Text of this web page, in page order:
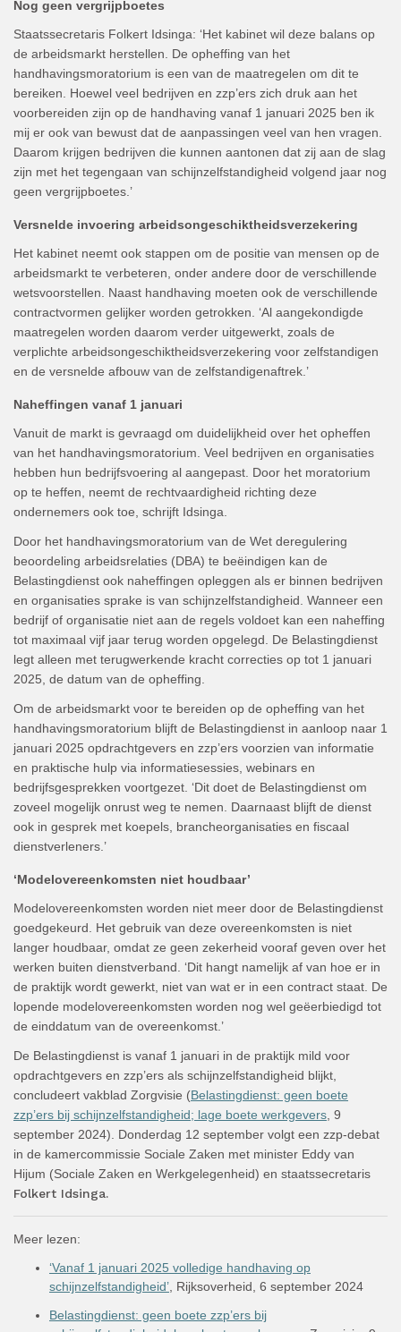
Nog geen vergrijpboetes
Staatssecretaris Folkert Idsinga: ‘Het kabinet wil deze balans op
de arbeidsmarkt herstellen. De opheffing van het
handhavingsmoratorium is een van de maatregelen om dit te
bereiken. Hoewel veel bedrijven en zzp’ers zich druk aan het
voorbereiden zijn op de handhaving vanaf 1 januari 2025 ben ik
mij er ook van bewust dat de aanpassingen veel van hen vragen.
Daarom krijgen bedrijven die kunnen aantonen dat zij aan de slag
zijn met het tegengaan van schijnzelfstandigheid volgend jaar nog
geen vergrijpboetes.’
Versnelde invoering arbeidsongeschiktheidsverzekering
Het kabinet neemt ook stappen om de positie van mensen op de
arbeidsmarkt te verbeteren, onder andere door de verschillende
wetsvoorstellen. Naast handhaving moeten ook de verschillende
contractvormen gelijker worden getrokken. ‘Al aangekondigde
maatregelen worden daarom verder uitgewerkt, zoals de
verplichte arbeidsongeschiktheidsverzekering voor zelfstandigen
en de versnelde afbouw van de zelfstandigenaftrek.’
Naheffingen vanaf 1 januari
Vanuit de markt is gevraagd om duidelijkheid over het opheffen
van het handhavingsmoratorium. Veel bedrijven en organisaties
hebben hun bedrijfsvoering al aangepast. Door het moratorium
op te heffen, neemt de rechtvaardigheid richting deze
ondernemers ook toe, schrijft Idsinga.
Door het handhavingsmoratorium van de Wet deregulering
beoordeling arbeidsrelaties (DBA) te beëindigen kan de
Belastingdienst ook naheffingen opleggen als er binnen bedrijven
en organisaties sprake is van schijnzelfstandigheid. Wanneer een
bedrijf of organisatie niet aan de regels voldoet kan een naheffing
tot maximaal vijf jaar terug worden opgelegd. De Belastingdienst
legt alleen met terugwerkende kracht correcties op tot 1 januari
2025, de datum van de opheffing.
Om de arbeidsmarkt voor te bereiden op de opheffing van het
handhavingsmoratorium blijft de Belastingdienst in aanloop naar 1
januari 2025 opdrachtgevers en zzp’ers voorzien van informatie
en praktische hulp via informatiesessies, webinars en
bedrijfsgesprekken voortgezet. ‘Dit doet de Belastingdienst om
zoveel mogelijk onrust weg te nemen. Daarnaast blijft de dienst
ook in gesprek met koepels, brancheorganisaties en fiscaal
dienstverleners.’
‘Modelovereenkomsten niet houdbaar’
Modelovereenkomsten worden niet meer door de Belastingdienst
goedgekeurd. Het gebruik van deze overeenkomsten is niet
langer houdbaar, omdat ze geen zekerheid vooraf geven over het
werken buiten dienstverband. ‘Dit hangt namelijk af van hoe er in
de praktijk wordt gewerkt, niet van wat er in een contract staat. De
lopende modelovereenkomsten worden nog wel geëerbiedigd tot
de einddatum van de overeenkomst.’
De Belastingdienst is vanaf 1 januari in de praktijk mild voor
opdrachtgevers en zzp’ers als schijnzelfstandigheid blijkt,
concludeert vakblad Zorgvisie (Belastingdienst: geen boete
zzp’ers bij schijnzelfstandigheid; lage boete werkgevers, 9
september 2024). Donderdag 12 september volgt een zzp-debat
in de kamercommissie Sociale Zaken met minister Eddy van
Hijum (Sociale Zaken en Werkgelegenheid) en staatssecretaris
Folkert Idsinga.
Meer lezen:
‘Vanaf 1 januari 2025 volledige handhaving op
schijnzelfstandigheid’, Rijksoverheid, 6 september 2024
Belastingdienst: geen boete zzp’ers bij